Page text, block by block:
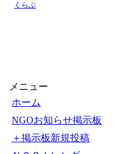
くらぶ
メニュー
ホーム
NGOお知らせ掲示板
＋掲示板新規投稿